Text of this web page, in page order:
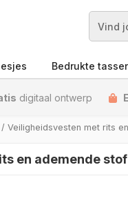
Zoek
Bedrukte
digitaal ontwerp
/ Veiligheidsvesten met rits
en ademende